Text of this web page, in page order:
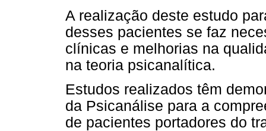
A realização deste estudo
desses pacientes se faz
clínicas e melhorias na
na teoria psicanalítica.
Estudos realizados têm
da Psicanálise para a
de pacientes portadores do